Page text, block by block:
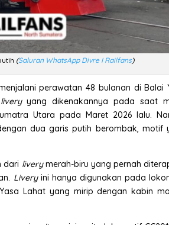
(Saluran WhatsApp Divre I Railfans)
perawatan 48 bulanan di Balai
liveryyang dikenakannya pada saat
Utara pada Maret 2026 lalu.
dua garis putih berombak, motif
dari liverymerah-biru yang pernah
Liveryini hanya digunakan pada
Lahat yang mirip dengan kabin